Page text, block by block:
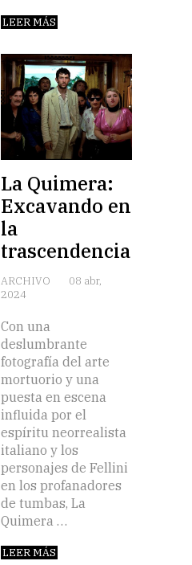
LEER MÁS
La Quimera:
Excavando en
la
trascendencia
ARCHIVO
08 abr,
2024
Con una
deslumbrante
fotografía del arte
mortuorio y una
puesta en escena
influida por el
espíritu neorrealista
italiano y los
personajes de Fellini
en los profanadores
de tumbas, La
Quimera …
LEER MÁS